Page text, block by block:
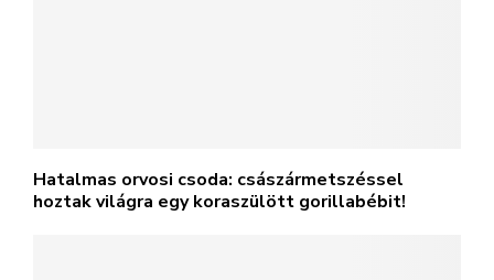
Hatalmas orvosi csoda: császármetszéssel
hoztak világra egy koraszülött gorillabébit!